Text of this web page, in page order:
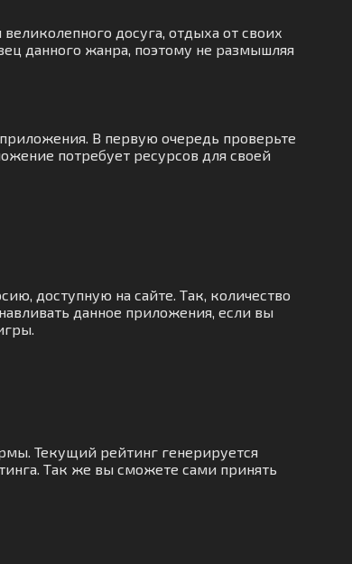
досуга, отдыха от своих
данного жанра, поэтому не размышляя
В первую очередь проверьте
потребует ресурсов для своей
доступную на сайте. Так, количество
данное приложения, если вы
Текущий рейтинг генерируется
Так же вы сможете сами принять